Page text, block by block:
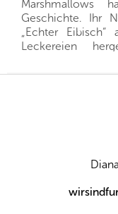
Marshmallows
Geschichte. Ihr
„Echter
Leckereien
das Prinzip
weitere
nicht nur
Gerade die